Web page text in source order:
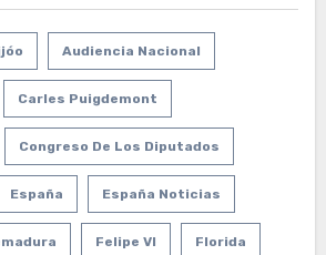
Audiencia Nacional
Carles Puigdemont
Congreso De Los Diputados
España España Noticias
Felipe VI Florida